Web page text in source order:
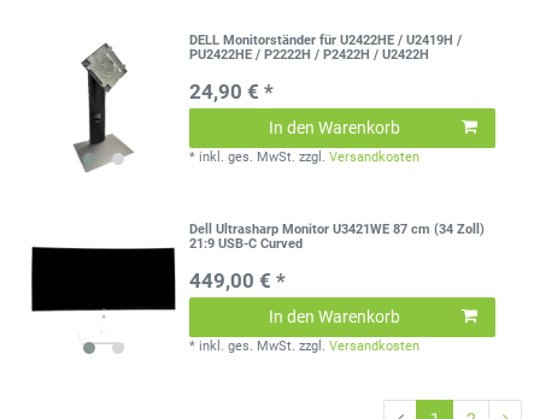
DELL Monitorständer für U2422HE / U2419H /
PU2422HE / P2222H / P2422H / U2422H
24,90 € *
In den Warenkorb
* inkl. ges. MwSt. zzgl.Versandkosten
Dell Ultrasharp Monitor U3421WE 87 cm (34 Zoll)
21:9 USB-C Curved
449,00 € *
In den Warenkorb
* inkl. ges. MwSt. zzgl.Versandkosten